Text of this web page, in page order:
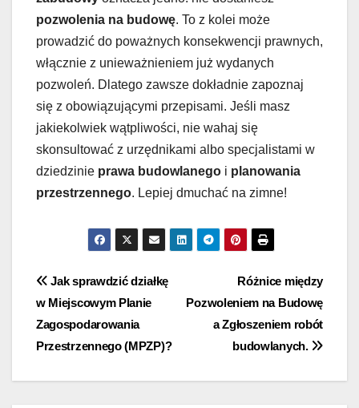
pozwolenia na budowę. To z kolei może
prowadzić do poważnych konsekwencji prawnych,
włącznie z unieważnieniem już wydanych
pozwoleń. Dlatego zawsze dokładnie zapoznaj
się z obowiązującymi przepisami. Jeśli masz
jakiekolwiek wątpliwości, nie wahaj się
skonsultować z urzędnikami albo specjalistami w
dziedzinie prawa budowlanego i planowania
przestrzennego. Lepiej dmuchać na zimne!
Nawigacja
wpisu
Różnice między
Pozwoleniem na Budowę
a Zgłoszeniem robót
budowlanych.
Jak sprawdzić działkę
w Miejscowym Planie
Zagospodarowania
Przestrzennego (MPZP)?